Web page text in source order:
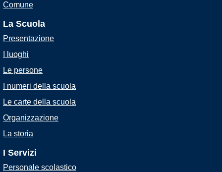
Comune
La Scuola
Presentazione
I luoghi
Le persone
I numeri della scuola
Le carte della scuola
Organizzazione
La storia
I Servizi
Personale scolastico